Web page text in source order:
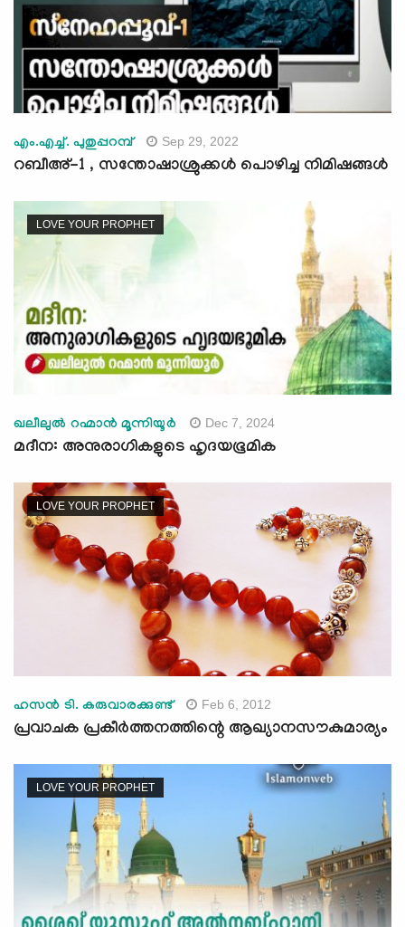
എം.എച്ച്. പുതുപ്പറമ്പ് Sep 29, 2022
റബീഅ്-1 , സന്തോഷാശ്രുക്കള്‍ പൊഴിച്ച നിമിഷങ്ങള്‍
LOVE YOUR PROPHET
ഖലീലുൽ റഹ്മാൻ മൂന്നിയൂർ Dec 7, 2024
മദീന: അനുരാഗികളുടെ ഹൃദയഭൂമിക
LOVE YOUR PROPHET
ഹസന്‍ ടി. കരുവാരക്കുണ്ട്‌ Feb 6, 2012
പ്രവാചക പ്രകീര്‍ത്തനത്തിന്റെ ആഖ്യാനസൗകുമാര്യം
LOVE YOUR PROPHET